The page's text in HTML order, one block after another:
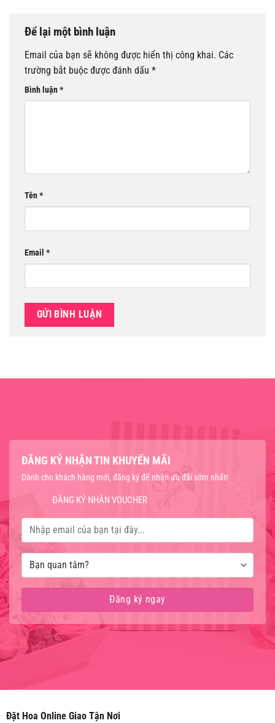
Để lại một bình luận
Email của bạn sẽ không được hiển thị công khai. Các
trường bắt buộc được đánh dấu *
Bình luận*
Tên*
Email *
ĐĂNG KÝ NHẬN TIN KHUYẾN MÃI
Dành cho khách hàng mới, đăng ký để nhận ưu đãi sớm nhất!
ĐĂNG KÝ NHẬN VOUCHER
Đặt Hoa Online Giao Tận Nơi